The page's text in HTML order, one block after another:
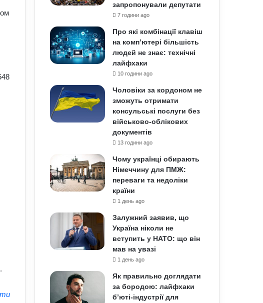
запропонували депутати
7 години ago
Про які комбінації клавіш
на комп’ютері більшість
людей не знає: технічні
лайфхаки
10 години ago
Чоловіки за кордоном не
зможуть отримати
консульські послуги без
військово-облікових
документів
13 години ago
Чому українці обирають
Німеччину для ПМЖ:
переваги та недоліки
країни
1 день ago
Залужний заявив, що
Україна ніколи не
вступить у НАТО: що він
мав на увазі
1 день ago
Як правильно доглядати
за бородою: лайфхаки
б’юті-індустрії для